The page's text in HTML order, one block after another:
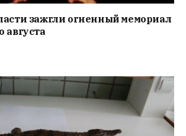
зажгли огненный мемориал
августа